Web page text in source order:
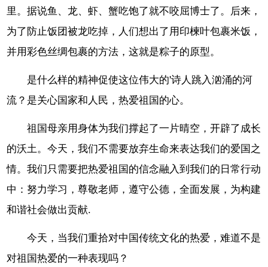
里。据说鱼、龙、虾、蟹吃饱了就不咬屈博士了。后来，
为了防止饭团被龙吃掉，人们想出了用印楝叶包裹米饭，
并用彩色丝绸包裹的方法，这就是粽子的原型。
是什么样的精神促使这位伟大的'诗人跳入汹涌的河
流？是关心国家和人民，热爱祖国的心。
祖国母亲用身体为我们撑起了一片晴空，开辟了成长
的沃土。今天，我们不需要放弃生命来表达我们的爱国之
情。我们只需要把热爱祖国的信念融入到我们的日常行动
中：努力学习，尊敬老师，遵守公德，全面发展，为构建
和谐社会做出贡献.
今天，当我们重拾对中国传统文化的热爱，难道不是
对祖国热爱的一种表现吗？